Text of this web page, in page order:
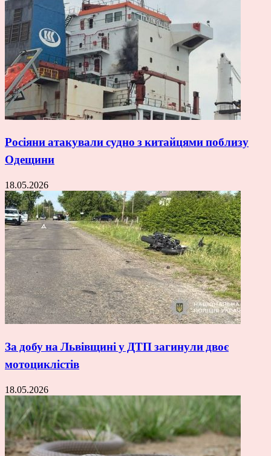
Росіяни атакували судно з китайцями поблизу
Одещини
18.05.2026
За добу на Львівщині у ДТП загинули двоє
мотоциклістів
18.05.2026